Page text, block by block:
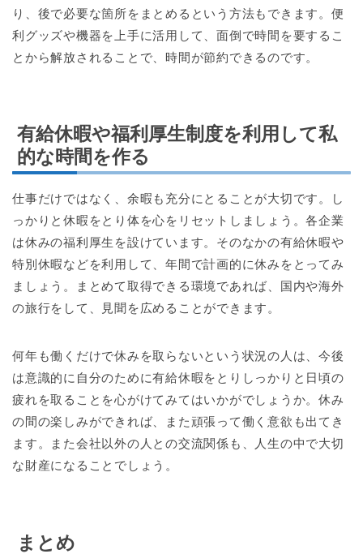
り、後で必要な箇所をまとめるという方法もできます。便
利グッズや機器を上手に活用して、面倒で時間を要するこ
とから解放されることで、時間が節約できるのです。
有給休暇や福利厚生制度を利用して私
的な時間を作る
仕事だけではなく、余暇も充分にとることが大切です。し
っかりと休暇をとり体を心をリセットしましょう。各企業
は休みの福利厚生を設けています。そのなかの有給休暇や
特別休暇などを利用して、年間で計画的に休みをとってみ
ましょう。まとめて取得できる環境であれば、国内や海外
の旅行をして、見聞を広めることができます。
何年も働くだけで休みを取らないという状況の人は、今後
は意識的に自分のために有給休暇をとりしっかりと日頃の
疲れを取ることを心がけてみてはいかがでしょうか。休み
の間の楽しみができれば、また頑張って働く意欲も出てき
ます。また会社以外の人との交流関係も、人生の中で大切
な財産になることでしょう。
まとめ